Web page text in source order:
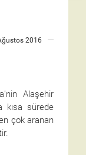
2016
Alaşehir
kısa sürede
çok aranan